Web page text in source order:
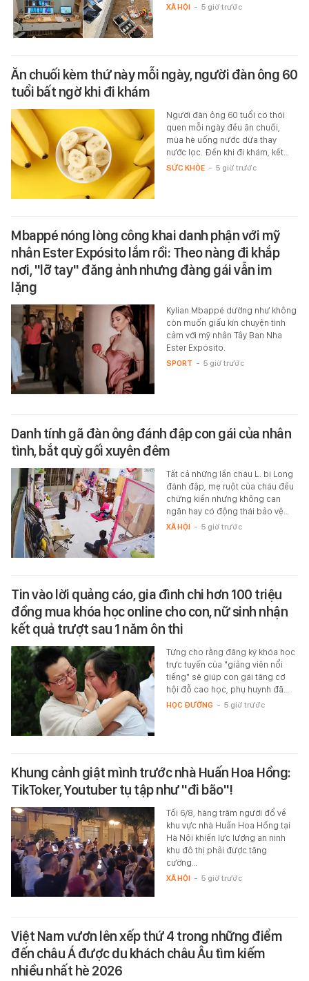
XÃ HỘI - 5 giờ trước
Ăn chuối kèm thứ này mỗi ngày, người đàn ông 60
tuổi bất ngờ khi đi khám
Người đàn ông 60 tuổi có thói
quen mỗi ngày đều ăn chuối,
mùa hè uống nước dừa thay
nước lọc. Đến khi đi khám, kết…
SỨC KHỎE - 5 giờ trước
Mbappé nóng lòng công khai danh phận với mỹ
nhân Ester Expósito lắm rồi: Theo nàng đi khắp
nơi, "lỡ tay" đăng ảnh nhưng đàng gái vẫn im
lặng
Kylian Mbappé dường như không
còn muốn giấu kín chuyện tình
cảm với mỹ nhân Tây Ban Nha
Ester Expósito.
SPORT - 5 giờ trước
Danh tính gã đàn ông đánh đập con gái của nhân
tình, bắt quỳ gối xuyên đêm
Tất cả những lần cháu L. bị Long
đánh đập, mẹ ruột của cháu đều
chứng kiến nhưng không can
ngăn hay có động thái bảo vệ…
XÃ HỘI - 5 giờ trước
Tin vào lời quảng cáo, gia đình chi hơn 100 triệu
đồng mua khóa học online cho con, nữ sinh nhận
kết quả trượt sau 1 năm ôn thi
Từng cho rằng đăng ký khóa học
trực tuyến của "giảng viên nổi
tiếng" sẽ giúp con gái tăng cơ
hội đỗ cao học, phụ huynh đã…
HỌC ĐƯỜNG - 5 giờ trước
Khung cảnh giật mình trước nhà Huấn Hoa Hồng:
TikToker, Youtuber tụ tập như "đi bão"!
Tối 6/8, hàng trăm người đổ về
khu vực nhà Huấn Hoa Hồng tại
Hà Nội khiến lực lượng an ninh
khu đô thị phải được tăng
cường…
XÃ HỘI - 5 giờ trước
Việt Nam vươn lên xếp thứ 4 trong những điểm
đến châu Á được du khách châu Âu tìm kiếm
nhiều nhất hè 2026